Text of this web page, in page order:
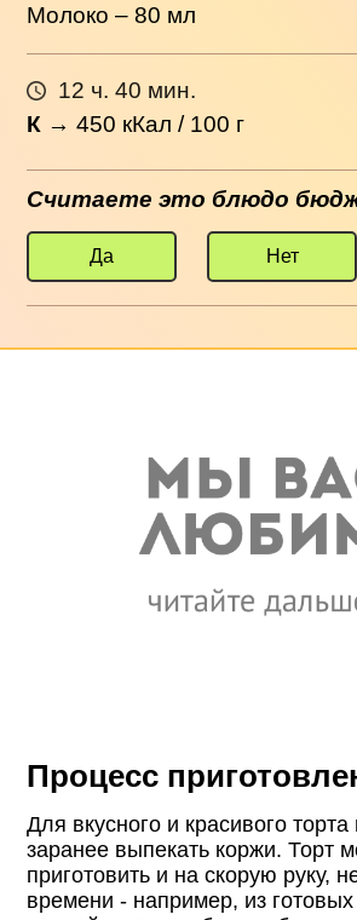
Молоко – 80 мл
12 ч. 40 мин.
К →450 кКал / 100 г
Считаете это блюдо
Да Нет
Процесс
Для вкусного и красивого
заранее выпекать коржи. Торт
приготовить и на скорую руку,
времени - например, из